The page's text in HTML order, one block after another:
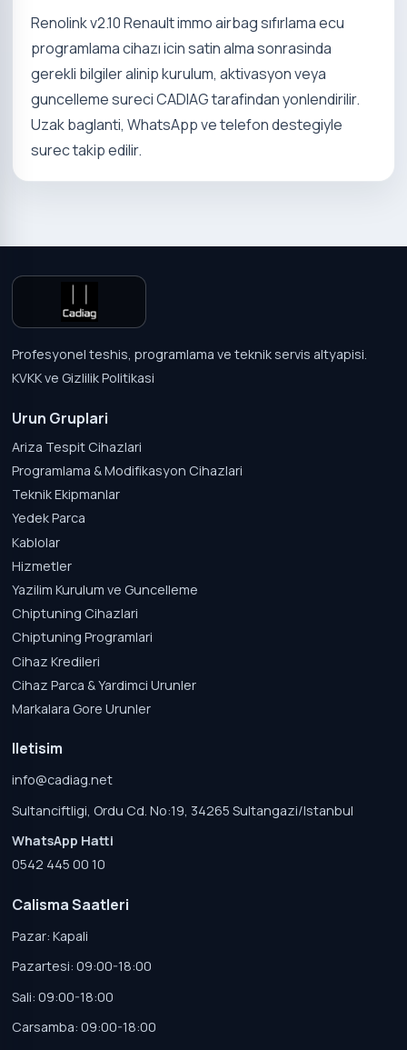
Renolink v2.10 Renault immo airbag sıfırlama ecu
programlama cihazı icin satin alma sonrasinda
gerekli bilgiler alinip kurulum, aktivasyon veya
guncelleme sureci CADIAG tarafindan yonlendirilir.
Uzak baglanti, WhatsApp ve telefon destegiyle
surec takip edilir.
Profesyonel teshis, programlama ve teknik servis altyapisi.
KVKK ve Gizlilik Politikasi
Urun Gruplari
Ariza Tespit Cihazlari
Programlama & Modifikasyon Cihazlari
Teknik Ekipmanlar
Yedek Parca
Kablolar
Hizmetler
Yazilim Kurulum ve Guncelleme
Chiptuning Cihazlari
Chiptuning Programlari
Cihaz Kredileri
Cihaz Parca & Yardimci Urunler
Markalara Gore Urunler
Iletisim
info@cadiag.net
Sultanciftligi, Ordu Cd. No:19, 34265 Sultangazi/Istanbul
WhatsApp Hatti
0542 445 00 10
Calisma Saatleri
Pazar: Kapali
Pazartesi: 09:00-18:00
Sali: 09:00-18:00
Carsamba: 09:00-18:00